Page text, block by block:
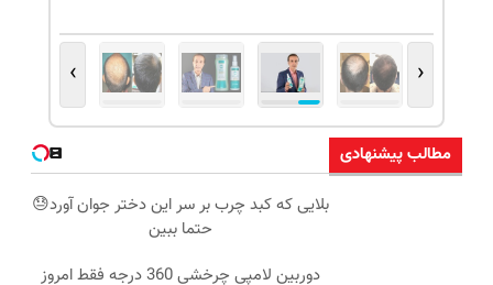
‹
›
مطالب پیشنهادی
بلایی که کبد چرب بر سر این دختر جوان آورد😓
حتما ببین
دوربین لامپی چرخشی 360 درجه فقط امروز